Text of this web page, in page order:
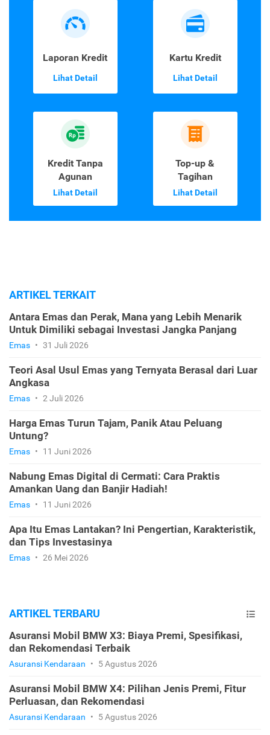
Laporan Kredit
Lihat Detail
Kartu Kredit
Lihat Detail
Kredit Tanpa
Agunan
Lihat Detail
Top-up &
Tagihan
Lihat Detail
ARTIKEL TERKAIT
Antara Emas dan Perak, Mana yang Lebih Menarik
Untuk Dimiliki sebagai Investasi Jangka Panjang
Emas • 31 Juli 2026
Teori Asal Usul Emas yang Ternyata Berasal dari Luar
Angkasa
Emas • 2 Juli 2026
Harga Emas Turun Tajam, Panik Atau Peluang
Untung?
Emas • 11 Juni 2026
Nabung Emas Digital di Cermati: Cara Praktis
Amankan Uang dan Banjir Hadiah!
Emas • 11 Juni 2026
Apa Itu Emas Lantakan? Ini Pengertian, Karakteristik,
dan Tips Investasinya
Emas • 26 Mei 2026
ARTIKEL TERBARU
Asuransi Mobil BMW X3: Biaya Premi, Spesifikasi,
dan Rekomendasi Terbaik
Asuransi Kendaraan • 5 Agustus 2026
Asuransi Mobil BMW X4: Pilihan Jenis Premi, Fitur
Perluasan, dan Rekomendasi
Asuransi Kendaraan • 5 Agustus 2026